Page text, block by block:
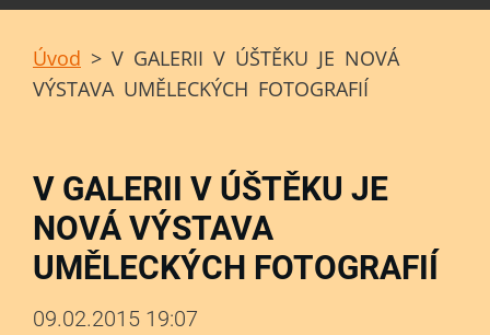
Úvod > V GALERII V ÚŠTĚKU JE NOVÁ
VÝSTAVA UMĚLECKÝCH FOTOGRAFIÍ
V GALERII V ÚŠTĚKU JE
NOVÁ VÝSTAVA
UMĚLECKÝCH FOTOGRAFIÍ
09.02.2015 19:07